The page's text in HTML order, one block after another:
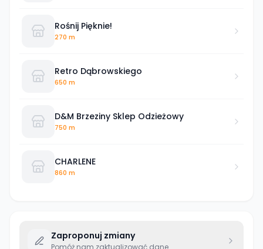
Rośnij Pięknie!
270 m
Retro Dąbrowskiego
650 m
D&M Brzeziny Sklep Odzieżowy
750 m
CHARLENE
860 m
Zaproponuj zmiany
Pomóż nam zaktualizować dane